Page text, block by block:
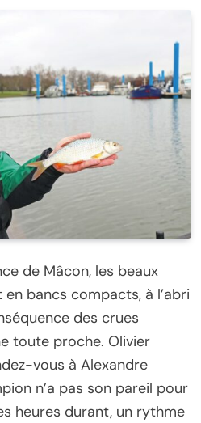
de Mâcon, les beaux
bancs compacts, à l’abri
des crues
toute proche. Olivier
vous à Alexandre
n’a pas son pareil pour
heures durant, un rythme